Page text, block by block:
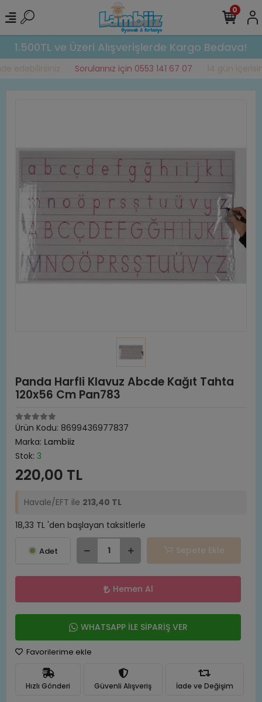
1.500TL ve Üzeri Alışverişlerde Kargo Bedava!
edebilirsiniz Sorularınız için 0553 141 67 07 14 gün
0
Panda Harfli Klavuz Abcde Kağıt Tahta
120x56 Cm Pan783
Ürün Kodu: 8699436977837
Marka: Lambiiz
Stok: 3
220,00 TL
Havale/EFT ile 213,40 TL
18,33 TL 'den başlayan taksitlerle
Adet Sepete Ekle
Hemen Al
WHATSAPP İLE SİPARİŞ VER
Favorilerime ekle
Hızlı Gönderi Güvenli Alışveriş İade ve Değişim